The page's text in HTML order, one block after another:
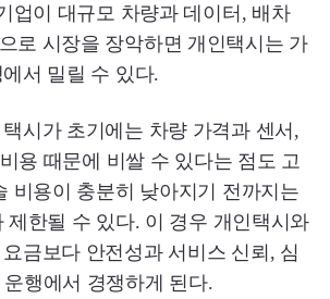
업이 대규모 차량과 데이터, 배차
로 시장을 장악하면 개인택시는 가
서 밀릴 수 있다.
시가 초기에는 차량 가격과 센서,
용 때문에 비쌀 수 있다는 점도 고
비용이 충분히 낮아지기 전까지는
제한될 수 있다. 이 경우 개인택시와
금보다 안전성과 서비스 신뢰, 심
운행에서 경쟁하게 된다.